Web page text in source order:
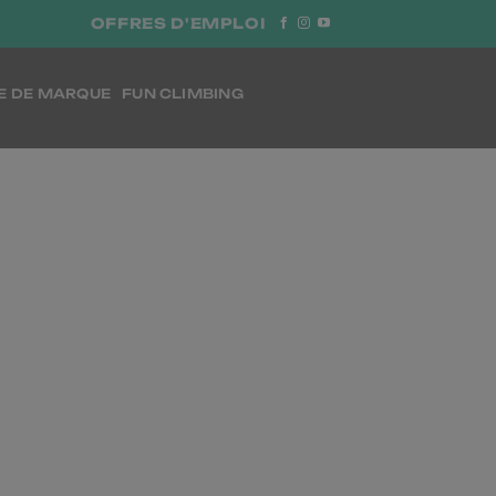
OFFRES D'EMPLOI
DE MARQUE FUN CLIMBING